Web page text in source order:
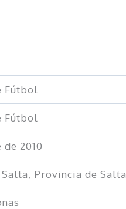
Fútbol
Fútbol
2010
Provincia de Salta